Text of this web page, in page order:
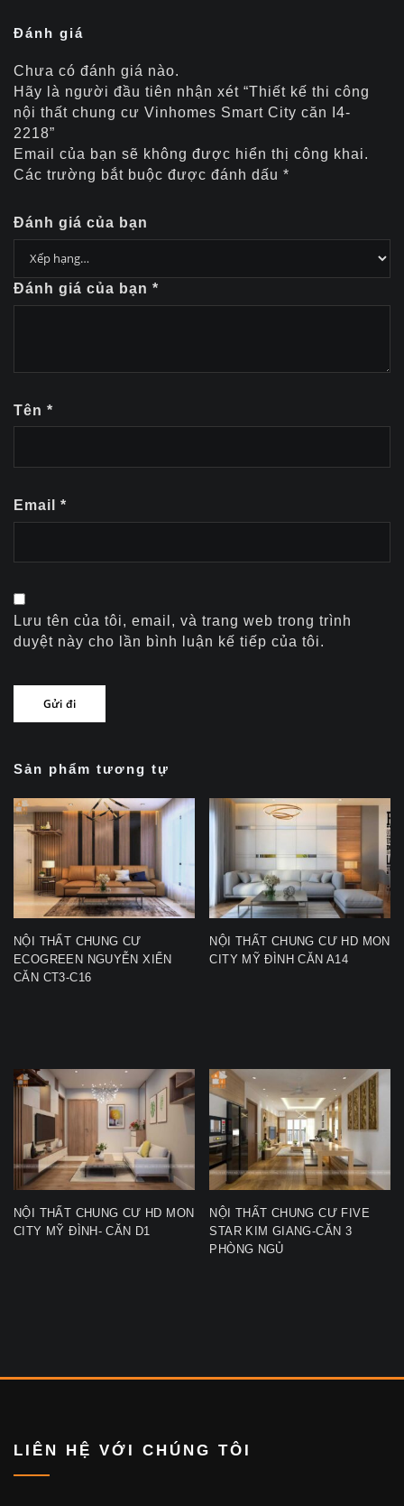
Đánh giá
Chưa có đánh giá nào.
Hãy là người đầu tiên nhận xét “Thiết kế thi công
nội thất chung cư Vinhomes Smart City căn I4-
2218”
Email của bạn sẽ không được hiển thị công khai.
Các trường bắt buộc được đánh dấu *
Đánh giá của bạn
Đánh giá của bạn *
Tên *
Email *
Lưu tên của tôi, email, và trang web trong trình
duyệt này cho lần bình luận kế tiếp của tôi.
Sản phẩm tương tự
NỘI THẤT CHUNG CƯ
ECOGREEN NGUYỄN XIỂN
CĂN CT3-C16
NỘI THẤT CHUNG CƯ HD MON
CITY MỸ ĐÌNH CĂN A14
NỘI THẤT CHUNG CƯ HD MON
CITY MỸ ĐÌNH- CĂN D1
NỘI THẤT CHUNG CƯ FIVE
STAR KIM GIANG-CĂN 3
PHÒNG NGỦ
LIÊN HỆ VỚI CHÚNG TÔI